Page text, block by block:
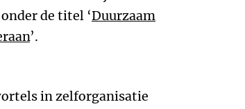
de titel ‘Duurzaam
’.
in zelforganisatie